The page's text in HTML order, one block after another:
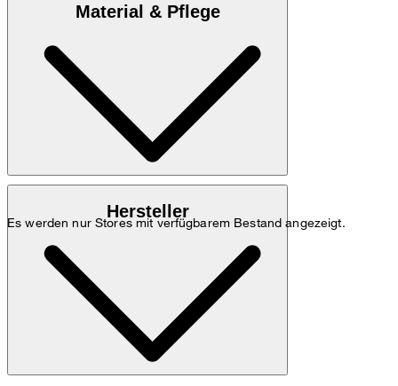
Es werden nur Stores mit verfügbarem Bestand angezeigt.
Material & Pflege
Hersteller